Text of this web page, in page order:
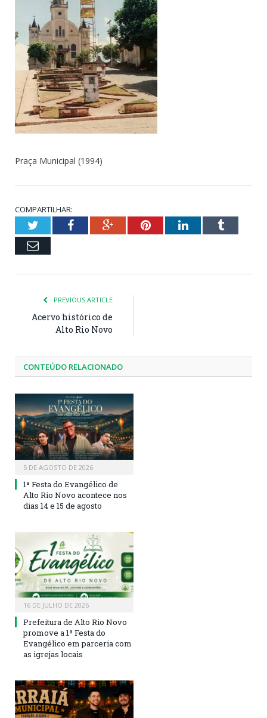
Praça Municipal (1994)
COMPARTILHAR:
TwitterFacebookGoogle+PinterestLinkedInTumblr
Email
PREVIOUS ARTICLE
Acervo histórico de
Alto Rio Novo
CONTEÚDO RELACIONADO
5 DE AGOSTO DE 2026
1ª Festa do Evangélico de
Alto Rio Novo acontece nos
dias 14 e 15 de agosto
16 DE JULHO DE 2026
Prefeitura de Alto Rio Novo
promove a 1ª Festa do
Evangélico em parceria com
as igrejas locais